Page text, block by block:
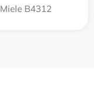
Miele B4312